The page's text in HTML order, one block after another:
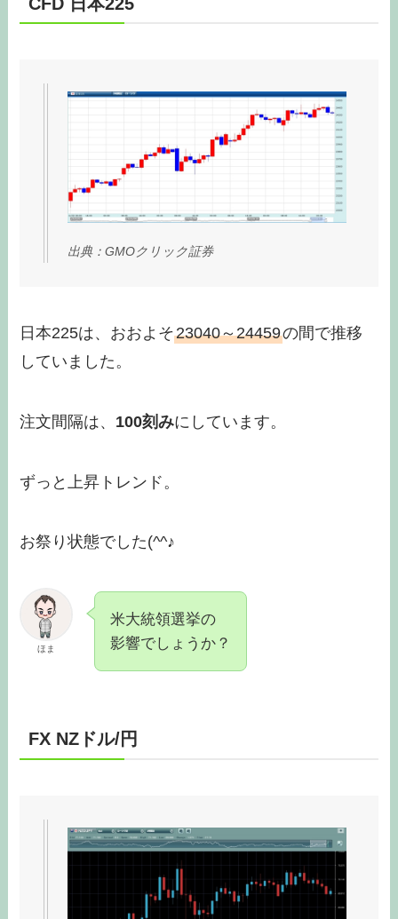
出典：GMOクリック証券
日本225は、おおよそ23040～24459の間で推移
していました。
注文間隔は、 100刻みにしています。
ずっと上昇トレンド。
お祭り状態でした(^^♪
ほま
米大統領選挙の
影響でしょうか？
FX NZドル/円